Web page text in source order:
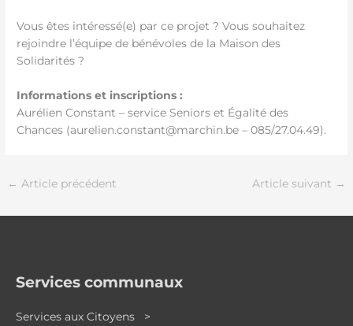
Vous êtes intéressé(e) par ce projet ? Vous souhaitez
rejoindre l’équipe de bénévoles de la Maison des
Solidarités ?
Informations et inscriptions :
Aurélien Constant – service Seniors et Égalité des
Chances (aurelien.constant@marchin.be – 085/27.04.49).
← Article précédent Article suivant →
Services communaux
Services aux Citoyens >